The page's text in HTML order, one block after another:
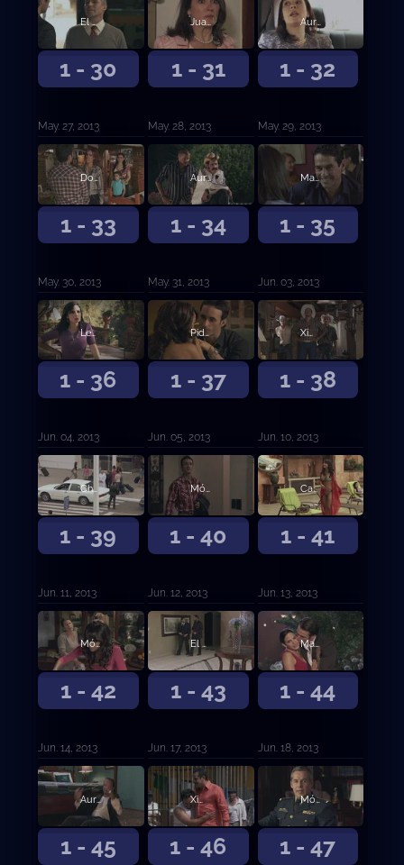
1 - 30
El Cabo le confiesa a Aurelio que lo quieren traicionar
May. 27, 2013
1 - 31
Juan le pega un tiro a Ximena
May. 28, 2013
1 - 32
Aurelio libera a su esposa Ximena
May. 29, 2013
1 - 33
Don Cleto ajusticia a los Villalobos
May. 30, 2013
1 - 34
Aurelio se enfrenta a Don Cleto
May. 31, 2013
1 - 35
Marco y Leonor se dejan llevar por la pasión
Jun. 03, 2013
1 - 36
Leonor se infiltra en la organización de Casillas
Jun. 04, 2013
1 - 37
Piden a Aurelio asesina al Cardenal Pastrana
Jun. 05, 2013
1 - 38
Ximena le confiesa al Turco que no es feliz con Aurelio
Jun. 10, 2013
1 - 39
Chacorta elimina al Cardenal y los Villalobos a Guadalupe
Jun. 11, 2013
1 - 40
Mónica jura vengar la muerte de Guadalupe
Jun. 12, 2013
1 - 41
Casillas se la juega toda para ocultar la muerte de Guadalupe
Jun. 13, 2013
1 - 42
Mónica prepara su venganza contra Chacorta
Jun. 14, 2013
1 - 43
El Turco le confiesa a Ximena su amor
Jun. 17, 2013
1 - 44
Marcos arresta a Don Cleto por tráfico de droga
Jun. 18, 2013
1 - 45
Aurelio le ordena a los colombianos matar a Marcos
1 - 46
Ximena se escapa de la casa de Aurelio
1 - 47
Mónica elimina a la mujer que mató a Isidro